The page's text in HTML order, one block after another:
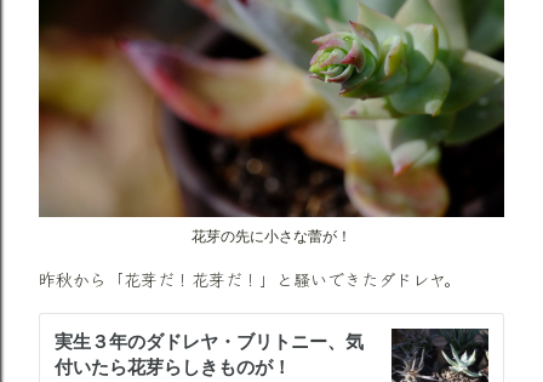
花芽の先に小さな蕾が！
昨秋から「花芽だ！花芽だ！」と騒いできたダドレヤ。